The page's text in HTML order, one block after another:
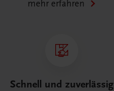
mehr erfahren
Schnell und zuverlässig